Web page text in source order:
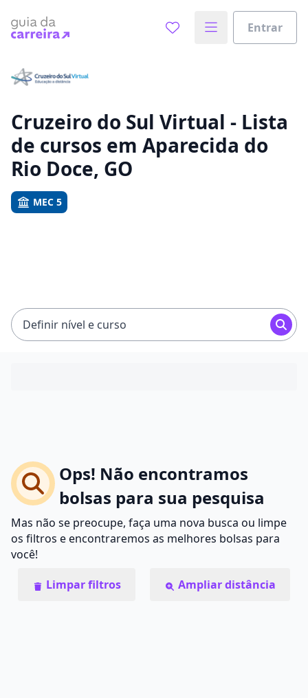
Entrar
Vamos te guiar no caminho ideal para seus estudos
Sim, já sei
Cruzeiro do Sul Virtual - Lista
de cursos em Aparecida do
Rio Doce, GO
MEC 5
Definir nível e curso
Ops! Não encontramos
bolsas para sua pesquisa
Mas não se preocupe, faça uma nova busca ou limpe
os filtros e encontraremos as melhores bolsas para
você!
Limpar filtros
Ampliar distância